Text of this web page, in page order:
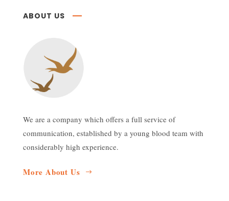
ABOUT US
We are a company which offers a full service of
communication, established by a young blood team with
considerably high experience.
More About Us